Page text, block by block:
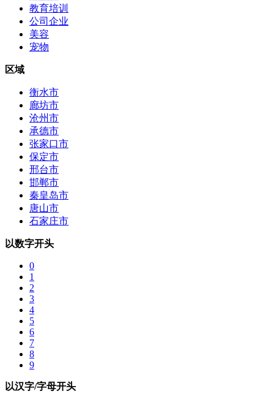
教育培训
公司企业
美容
宠物
区域
衡水市
廊坊市
沧州市
承德市
张家口市
保定市
邢台市
邯郸市
秦皇岛市
唐山市
石家庄市
以数字开头
0
1
2
3
4
5
6
7
8
9
以汉字/字母开头